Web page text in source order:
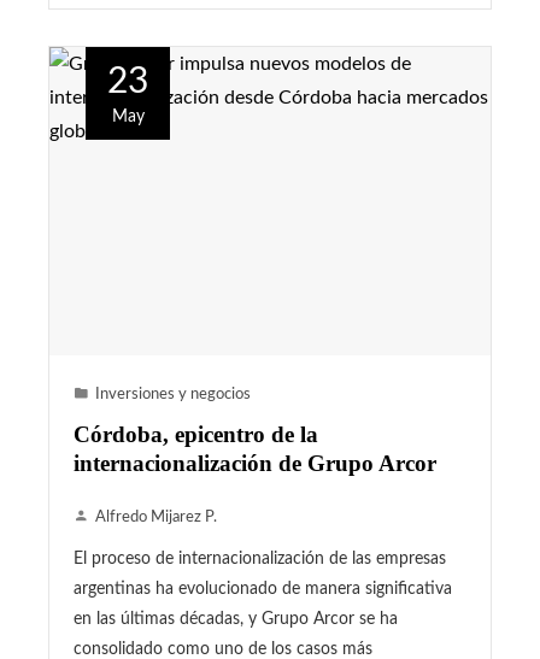
23
May
Inversiones y negocios
Córdoba, epicentro de la
internacionalización de Grupo Arcor
Alfredo Mijarez P.
El proceso de internacionalización de las empresas
argentinas ha evolucionado de manera significativa
en las últimas décadas, y Grupo Arcor se ha
consolidado como uno de los casos más